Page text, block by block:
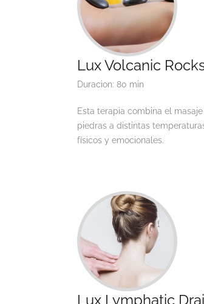
Lux Volcanic
Duracion: 80 min
Esta terapia combina el
piedras a distintas
físicos y emocionales.
Lux Lymphatic